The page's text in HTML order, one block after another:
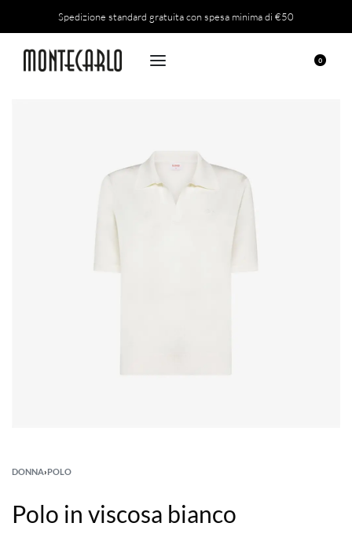
Spedizione standard gratuita con spesa minima di €50
0
DONNA›POLO
Polo in viscosa bianco